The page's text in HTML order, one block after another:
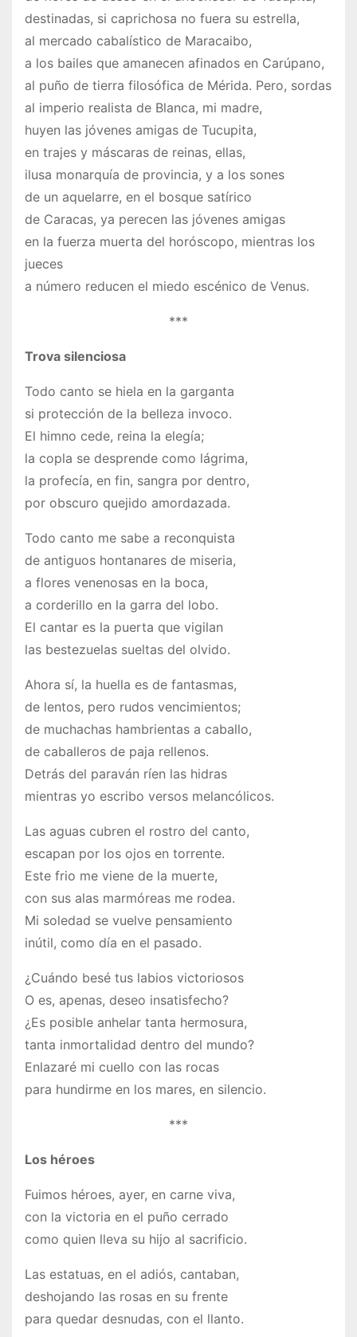
destinadas, si caprichosa no fuera su estrella,
al mercado cabalístico de Maracaibo,
a los bailes que amanecen afinados en Carúpano,
al puño de tierra filosófica de Mérida. Pero, sordas
al imperio realista de Blanca, mi madre,
huyen las jóvenes amigas de Tucupita,
en trajes y máscaras de reinas, ellas,
ilusa monarquía de provincia, y a los sones
de un aquelarre, en el bosque satírico
de Caracas, ya perecen las jóvenes amigas
en la fuerza muerta del horóscopo, mientras los
jueces
a número reducen el miedo escénico de Venus.
***
Trova silenciosa
Todo canto se hiela en la garganta
si protección de la belleza invoco.
El himno cede, reina la elegía;
la copla se desprende como lágrima,
la profecía, en fin, sangra por dentro,
por obscuro quejido amordazada.
Todo canto me sabe a reconquista
de antiguos hontanares de miseria,
a flores venenosas en la boca,
a corderillo en la garra del lobo.
El cantar es la puerta que vigilan
las bestezuelas sueltas del olvido.
Ahora sí, la huella es de fantasmas,
de lentos, pero rudos vencimientos;
de muchachas hambrientas a caballo,
de caballeros de paja rellenos.
Detrás del paraván ríen las hidras
mientras yo escribo versos melancólicos.
Las aguas cubren el rostro del canto,
escapan por los ojos en torrente.
Este frio me viene de la muerte,
con sus alas marmóreas me rodea.
Mi soledad se vuelve pensamiento
inútil, como día en el pasado.
¿Cuándo besé tus labios victoriosos
O es, apenas, deseo insatisfecho?
¿Es posible anhelar tanta hermosura,
tanta inmortalidad dentro del mundo?
Enlazaré mi cuello con las rocas
para hundirme en los mares, en silencio.
***
Los héroes
Fuimos héroes, ayer, en carne viva,
con la victoria en el puño cerrado
como quien lleva su hijo al sacrificio.
Las estatuas, en el adiós, cantaban,
deshojando las rosas en su frente
para quedar desnudas, con el llanto.